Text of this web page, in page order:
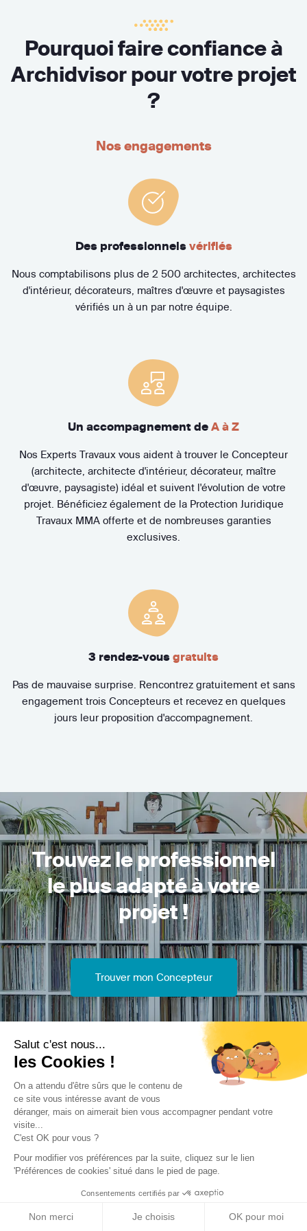
Salut c'est nous...
les Cookies !
On a attendu d'être sûrs que le contenu de
ce site vous intéresse avant de vous
déranger, mais on aimerait bien vous accompagner pendant votre
visite...
C'est OK pour vous ?
Pour modifier vos préférences par la suite, cliquez sur le lien
'Préférences de cookies' situé dans le pied de page.
Consentements certifiés par
Non merci Je choisis OK pour moi
Pourquoi faire confiance à
Archidvisor pour votre projet
?
Nos engagements
Des professionnels vérifiés
Nous comptabilisons plus de 2 500 architectes, architectes
d'intérieur, décorateurs, maîtres d'œuvre et paysagistes
vérifiés un à un par notre équipe.
Un accompagnement de A à Z
Nos Experts Travaux vous aident à trouver le Concepteur
(architecte, architecte d'intérieur, décorateur, maître
d'œuvre, paysagiste) idéal et suivent l'évolution de votre
projet. Bénéficiez également de la Protection Juridique
Travaux MMA offerte et de nombreuses garanties
exclusives.
3 rendez-vous gratuits
Pas de mauvaise surprise. Rencontrez gratuitement et sans
engagement trois Concepteurs et recevez en quelques
jours leur proposition d'accompagnement.
Trouvez le professionnel
le plus adapté à votre
projet !
Trouver mon Concepteur
Trouver une réalisation/ Rénovation/
Logements collectifs
/Ravalement couverture